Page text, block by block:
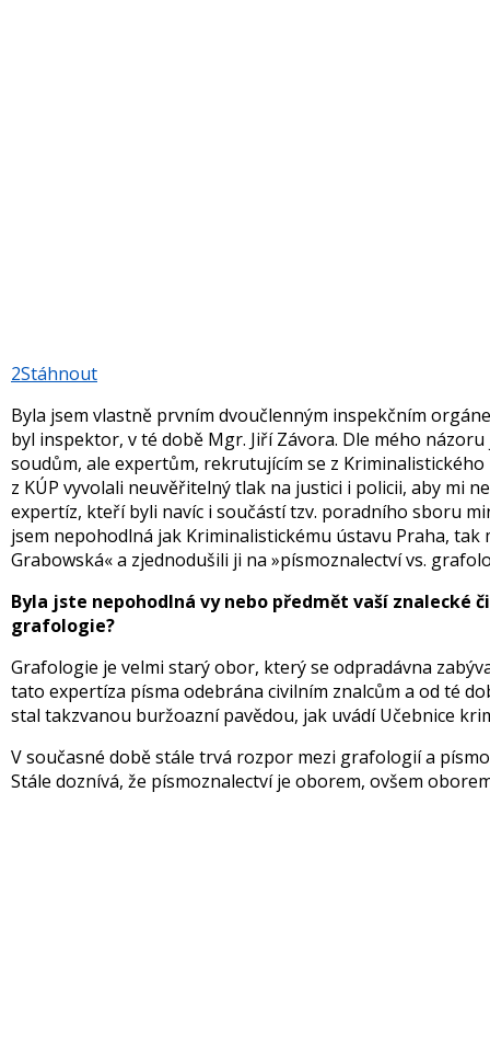
2Stáhnout
Byla jsem vlastně prvním dvoučlenným inspekčním
byl inspektor, v té době Mgr. Jiří Závora. Dle mého
soudům, ale expertům, rekrutujícím se z
z KÚP vyvolali neuvěřitelný tlak na justici i policii, aby mi
expertíz, kteří byli navíc i součástí tzv. poradního sboru
jsem nepohodlná jak Kriminalistickému ústavu Praha,
Grabowská« a zjednodušili ji na »písmoznalectví vs.
Byla jste nepohodlná vy nebo předmět vaší
grafologie?
Grafologie je velmi starý obor, který se odpradávna
tato expertíza písma odebrána civilním znalcům a od té
stal takzvanou buržoazní pavědou, jak uvádí Učebnice
V současné době stále trvá rozpor mezi grafologií a
Stále doznívá, že písmoznalectví je oborem, ovšem